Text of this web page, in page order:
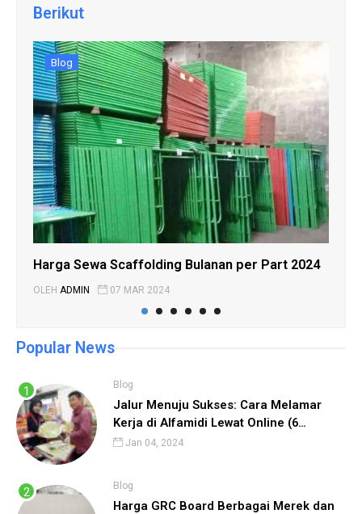
Berikut
Blog
Harga Sewa Scaffolding Bulanan per Part 2024
OLEH ADMIN 07 MAR 2024
Popular News
Blog
Jalur Menuju Sukses: Cara Melamar
Kerja di Alfamidi Lewat Online (6
Langkah) Cepat Diterima!
Jan 04, 2024
Blog
Harga GRC Board Berbagai Merek dan